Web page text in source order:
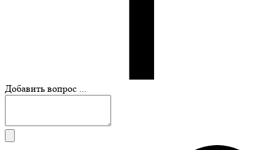
Добавить вопрос ...